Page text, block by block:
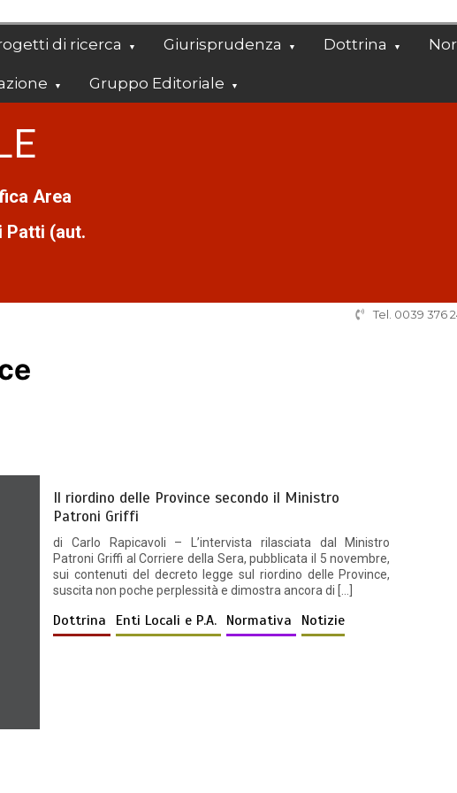
di ricerca Giurisprudenza Dottrina
Gruppo Editoriale
Area
Patti (aut.
Tel. 0039 376
Il riordino delle Province secondo il Ministro
Patroni Griffi
di Carlo Rapicavoli – L’intervista rilasciata dal Ministro
Patroni Griffi al Corriere della Sera, pubblicata il 5 novembre,
sui contenuti del decreto legge sul riordino delle Province,
suscita non poche perplessità e dimostra ancora di […]
Dottrina Enti Locali e P.A. Normativa Notizie